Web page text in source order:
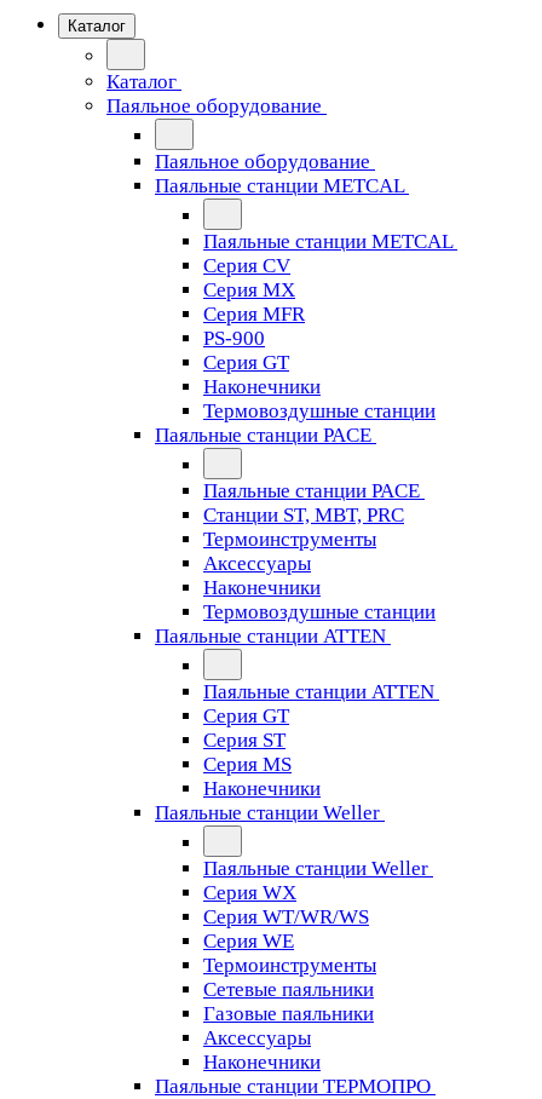
Каталог
Каталог
Паяльное оборудование
Паяльное оборудование
Паяльные станции METCAL
Паяльные станции METCAL
Серия CV
Серия MX
Серия MFR
PS-900
Серия GT
Наконечники
Термовоздушные станции
Паяльные станции PACE
Паяльные станции PACE
Станции ST, MBT, PRC
Термоинструменты
Аксессуары
Наконечники
Термовоздушные станции
Паяльные станции ATTEN
Паяльные станции ATTEN
Серия GT
Серия ST
Серия MS
Наконечники
Паяльные станции Weller
Паяльные станции Weller
Серия WX
Серия WT/WR/WS
Серия WE
Термоинструменты
Сетевые паяльники
Газовые паяльники
Аксессуары
Наконечники
Паяльные станции ТЕРМОПРО